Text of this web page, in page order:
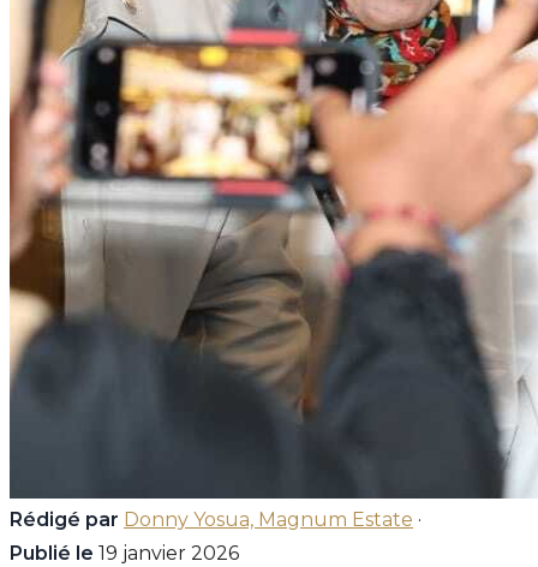
Rédigé par Donny Yosua, Magnum Estate ·
Publié le 19 janvier 2026